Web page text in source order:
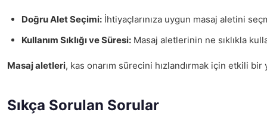
Doğru Alet Seçimi: İhtiyaçlarınıza uygun masaj aletini
Kullanım Sıklığı ve Süresi: Masaj aletlerinin ne sıklıkla
Masaj aletleri, kas onarım sürecini hızlandırmak için etkili
Sıkça Sorulan Sorular